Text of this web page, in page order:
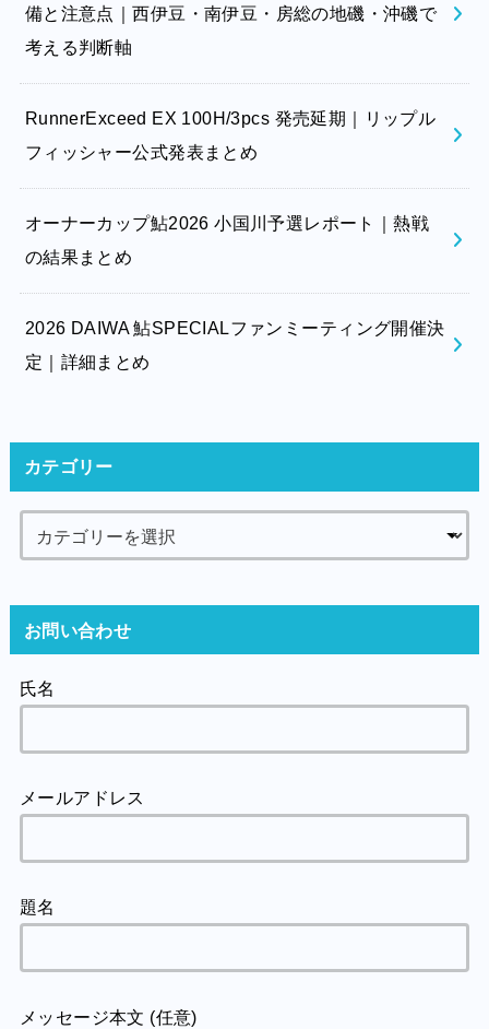
備と注意点｜西伊豆・南伊豆・房総の地磯・沖磯で
考える判断軸
RunnerExceed EX 100H/3pcs 発売延期｜リップル
フィッシャー公式発表まとめ
オーナーカップ鮎2026 小国川予選レポート｜熱戦
の結果まとめ
2026 DAIWA 鮎SPECIALファンミーティング開催決
定｜詳細まとめ
カテゴリー
お問い合わせ
氏名
メールアドレス
題名
メッセージ本文 (任意)